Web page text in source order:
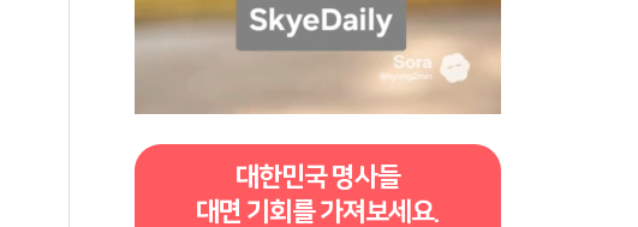
대한민국 명사들
대면 기회를 가져보세요.